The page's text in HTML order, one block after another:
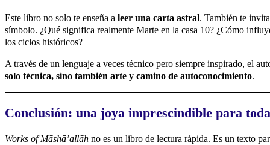
Este libro no solo te enseña a leer una carta astral. También te
símbolo. ¿Qué significa realmente Marte en la casa 10? ¿Cómo
los ciclos históricos?
A través de un lenguaje a veces técnico pero siempre inspirado, el
solo técnica, sino también arte y camino de autoconocimiento.
Conclusión: una joya imprescindible para
Works of Māshāʼallāh no es un libro de lectura rápida. Es un texto